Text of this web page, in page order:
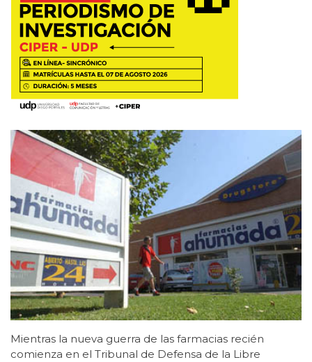
Mientras la nueva guerra de las farmacias recién
comienza en el Tribunal de Defensa de la Libre